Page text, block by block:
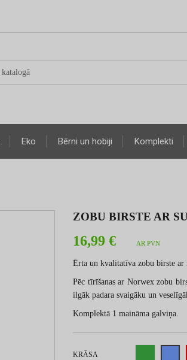
Eko Bērni un hobiji Komplekti
ZOBU BIRSTE AR
16,99 € AR PVN
Ērta un kvalitatīva zobu birste
Pēc tīrīšanas ar Norwex zobu
ilgāk padara svaigāku un
Komplektā 1 maināma galviņa.
KRĀSA